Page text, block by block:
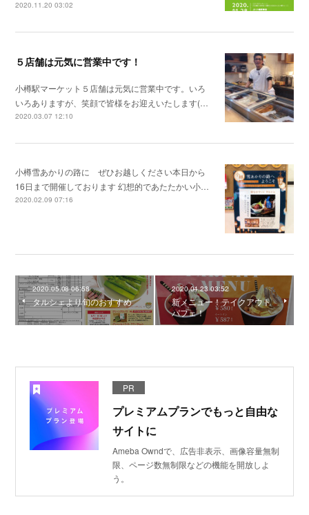
2020.11.20 03:02
５店舗は元気に営業中です！
小樽駅マーケット５店舗は元気に営業中です。いろ
いろありますが、笑顔で皆様をお迎えいたします(…
2020.03.07 12:10
小樽雪あかりの路に ぜひお越しください本日から
16日まで開催しております 幻想的であたたかい小…
2020.02.09 07:16
2020.05.08 06:58
タルシェより旬のおすすめ
2020.04.23 03:52
新メニュー！テイクアウト
パフェ！
PR
プレミアムプランでもっと自由な
サイトに
Ameba Owndで、広告非表示、画像容量無制
限、ページ数無制限などの機能を開放しよ
う。